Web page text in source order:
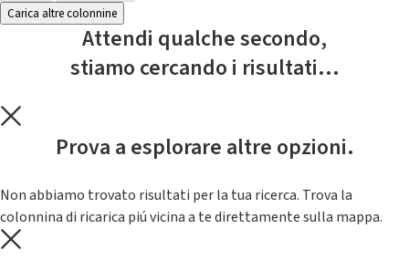
Carica altre colonnine
Attendi qualche secondo,
stiamo cercando i risultati...
Prova a esplorare altre opzioni.
Non abbiamo trovato risultati per la tua ricerca. Trova la
colonnina di ricarica piú vicina a te direttamente sulla mappa.